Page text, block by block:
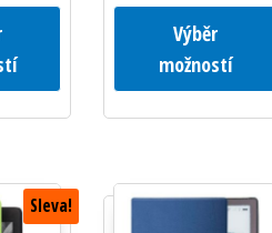
Tento produkt má více variant.
Výběr
možností
Sleva!